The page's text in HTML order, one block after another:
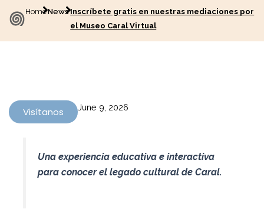
HomeNewsInscríbete gratis en nuestras mediaciones por
el Museo Caral Virtual
Visítanos June 9, 2026
Una experiencia educativa e interactiva
para conocer el legado cultural de Caral.